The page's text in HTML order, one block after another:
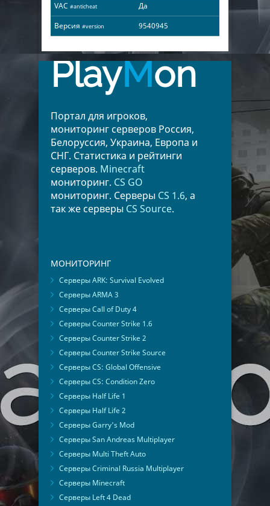
VAC #anticheat
Да
Версия #version 9540945
PlayMon
Портал для игроков,
мониторинг серверов Россия,
Белоруссия, Украина, Европа и
СНГ. Статистика и рейтинги
серверов. Minecraft
мониторинг. CS GO
мониторинг. Серверы CS 1.6, а
так же серверы CS Source.
МОНИТОРИНГ
Серверы ARK: Survival Evolved
Серверы ARMA 3
Серверы Call of Duty 4
Серверы Counter Strike 1.6
Серверы Counter Strike 2
Серверы Counter Strike Source
Серверы CS: Global Offensive
Серверы CS: Condition Zero
Серверы Half Life 1
Серверы Half Life 2
Серверы Garry's Mod
Серверы San Andreas Multiplayer
Серверы Multi Theft Auto
Серверы Criminal Russia Multiplayer
Серверы Minecraft
Серверы Left 4 Dead